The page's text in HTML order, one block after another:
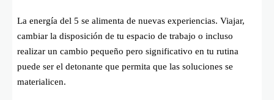
La energía del 5 se alimenta de nuevas experiencias. Viajar,
cambiar la disposición de tu espacio de trabajo o incluso
realizar un cambio pequeño pero significativo en tu rutina
puede ser el detonante que permita que las soluciones se
materialicen.